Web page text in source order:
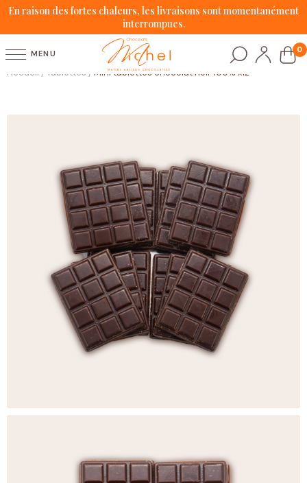
En raison des fortes chaleurs, les livraisons sont momentanément
interrompues.
MENU 0
Accueil / Tablettes / Mini tablettes chocolat noir 100% x12